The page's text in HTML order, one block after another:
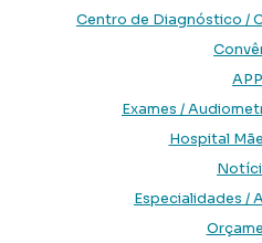
Centro de Diagnóstico /
APP
Exames /
Hospital
Especialidades /